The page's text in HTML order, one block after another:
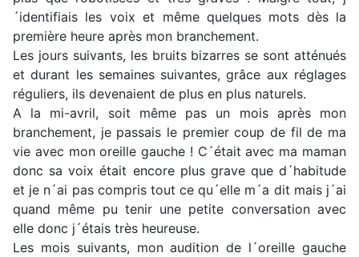
´identifiais les voix et même quelques mots dès la
première heure après mon branchement.
Les jours suivants, les bruits bizarres se sont atténués
et durant les semaines suivantes, grâce aux réglages
réguliers, ils devenaient de plus en plus naturels.
A la mi-avril, soit même pas un mois après mon
branchement, je passais le premier coup de fil de ma
vie avec mon oreille gauche ! C´était avec ma maman
donc sa voix était encore plus grave que d´habitude
et je n´ai pas compris tout ce qu´elle m´a dit mais j´ai
quand même pu tenir une petite conversation avec
elle donc j´étais très heureuse.
Les mois suivants, mon audition de l´oreille gauche